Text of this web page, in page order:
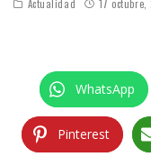
Actualidad 17 octubre,
WhatsApp
Pinterest